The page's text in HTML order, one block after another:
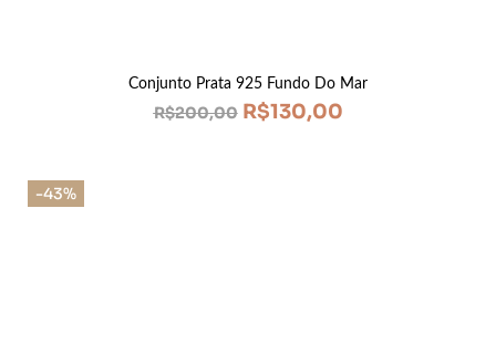
Conjunto Prata 925 Fundo Do Mar
R$200,00 R$130,00
-43%